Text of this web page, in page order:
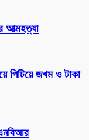
আত্মহত্যা
পিটিয়ে জখম ও টাকা